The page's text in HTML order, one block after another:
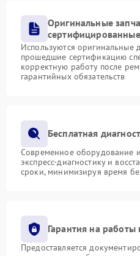
Оригинальные
Используются оригинальные
прошедшие сертификацию
корректную работу после
гарантийных обязательств
Бесплатная
Современное оборудование
экспресс-диагностику и
сроки, минимизируя время
Гарантия на работы
Предоставляется